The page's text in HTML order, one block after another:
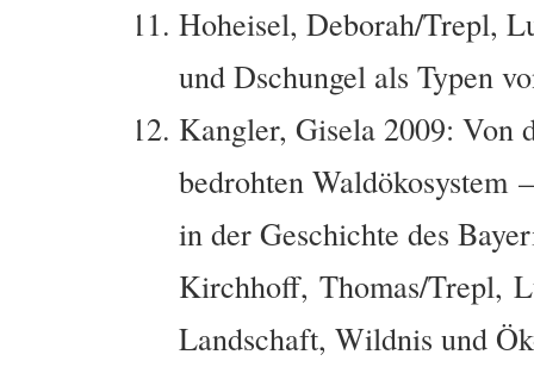
Hoheisel, Deborah/Trepl,
und Dschungel als Typen
Kangler, Gisela 2009: Von
bedrohten
in der Geschichte des
Kirchhoff, Thomas/Trepl,
Landschaft, Wildnis und